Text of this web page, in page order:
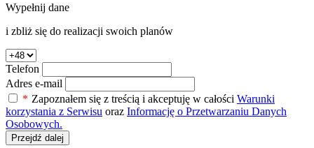
Wypełnij dane
i zbliż się do realizacji swoich planów
Telefon
Adres e-mail
* Zapoznałem się z treścią i akceptuję w całości Warunki
korzystania z Serwisu oraz Informację o Przetwarzaniu Danych
Osobowych.
Przejdź dalej